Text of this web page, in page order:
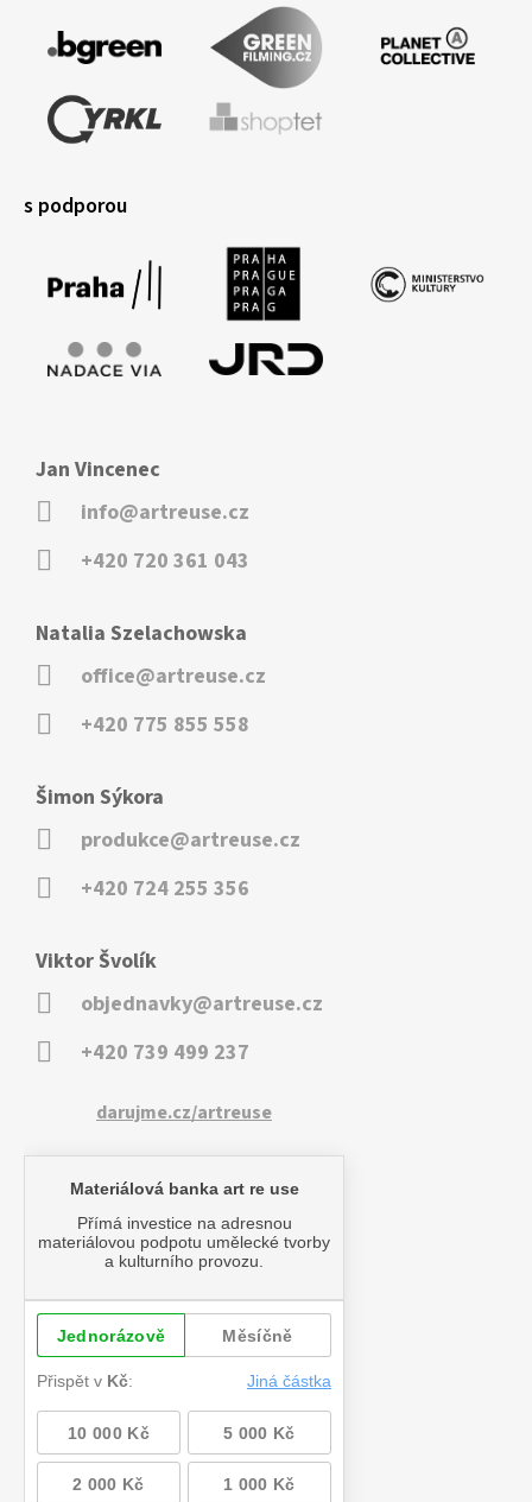
s podporou
Jan Vincenec
info@artreuse.cz
+420 720 361 043
Natalia Szelachowska
office@artreuse.cz
+420 775 855 558
Šimon Sýkora
produkce@artreuse.cz
+420 724 255 356
Viktor Švolík
objednavky@artreuse.cz
+420 739 499 237
darujme.cz/artreuse